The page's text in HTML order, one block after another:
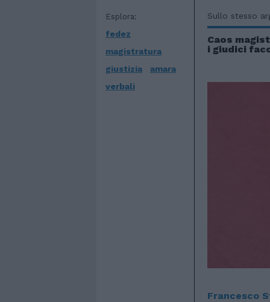
Esplora:
fedez
magistratura
giustizia
amara
verbali
Sullo stesso
Caos
i giudici
Francesco